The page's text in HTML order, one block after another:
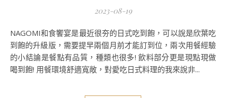
2023-08-19
NAGOMI和食饗宴是最近很夯的日式吃到飽，可以說是欣葉吃
到飽的升級版，需要提早兩個月前才能訂到位，兩次用餐經驗
的小結論是餐點有品質，種類也很多! 飲料部分更是現點現做
喝到飽! 用餐環境舒適寬敞，對愛吃日式料理的我來說非...